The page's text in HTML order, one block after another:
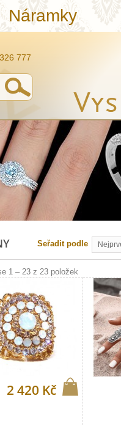
Náramky
777
Seřadit podle
1 – 23 z 23 položek
2 420 Kč